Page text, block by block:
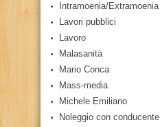
Intramoenia/Extramoenia
Lavori pubblici
Lavoro
Malasanità
Mario Conca
Mass-media
Michele Emiliano
Noleggio con conducente